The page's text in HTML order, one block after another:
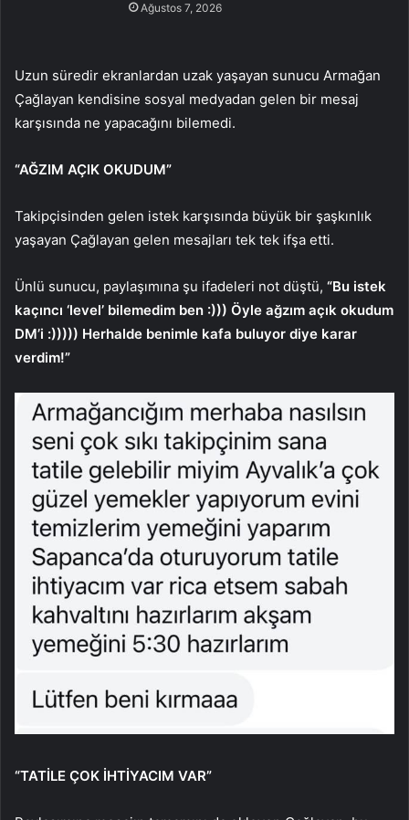
Ağustos 7, 2026
Uzun süredir ekranlardan uzak yaşayan sunucu Armağan
Çağlayan kendisine sosyal medyadan gelen bir mesaj
karşısında ne yapacağını bilemedi.
“AĞZIM AÇIK OKUDUM”
Takipçisinden gelen istek karşısında büyük bir şaşkınlık
yaşayan Çağlayan gelen mesajları tek tek ifşa etti.
Ünlü sunucu, paylaşımına şu ifadeleri not düştü, “Bu istek
kaçıncı ‘level’ bilemedim ben :))) Öyle ağzım açık okudum
DM’i :))))) Herhalde benimle kafa buluyor diye karar
verdim!”
“TATİLE ÇOK İHTİYACIM VAR”